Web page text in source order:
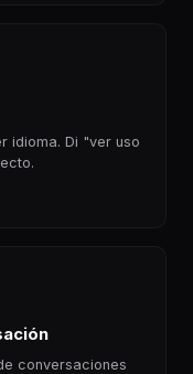
idioma. Di "ver uso
conversaciones